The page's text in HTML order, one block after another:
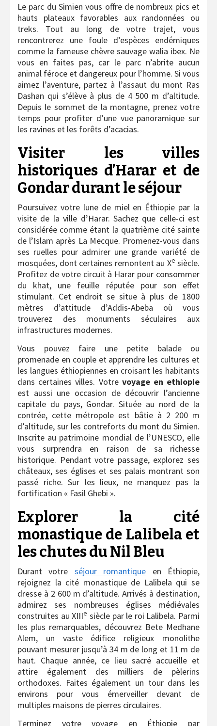
Le parc du Simien vous offre de nombreux pics et
hauts plateaux favorables aux randonnées ou
treks. Tout au long de votre trajet, vous
rencontrerez une foule d’espèces endémiques
comme la fameuse chèvre sauvage walia ibex. Ne
vous en faites pas, car le parc n’abrite aucun
animal féroce et dangereux pour l’homme. Si vous
aimez l’aventure, partez à l’assaut du mont Ras
Dashan qui s’élève à plus de 4 500 m d’altitude.
Depuis le sommet de la montagne, prenez votre
temps pour profiter d’une vue panoramique sur
les ravines et les forêts d’acacias.
Visiter les villes
historiques d’Harar et de
Gondar durant le séjour
Poursuivez votre lune de miel en Éthiopie par la
visite de la ville d’Harar. Sachez que celle-ci est
considérée comme étant la quatrième cité sainte
de l’Islam après La Mecque. Promenez-vous dans
ses ruelles pour admirer une grande variété de
mosquées, dont certaines remontent au Xe siècle.
Profitez de votre circuit à Harar pour consommer
du khat, une feuille réputée pour son effet
stimulant. Cet endroit se situe à plus de 1800
mètres d’attitude d’Addis-Abeba où vous
trouverez des monuments séculaires aux
infrastructures modernes.
Vous pouvez faire une petite balade ou
promenade en couple et apprendre les cultures et
les langues éthiopiennes en croisant les habitants
dans certaines villes. Votre voyage en ethiopie
est aussi une occasion de découvrir l’ancienne
capitale du pays, Gondar. Située au nord de la
contrée, cette métropole est bâtie à 2 200 m
d’altitude, sur les contreforts du mont du Simien.
Inscrite au patrimoine mondial de l’UNESCO, elle
vous surprendra en raison de sa richesse
historique. Pendant votre passage, explorez ses
châteaux, ses églises et ses palais montrant son
passé riche. Sur les lieux, ne manquez pas la
fortification « Fasil Ghebi ».
Explorer la cité
monastique de Lalibela et
les chutes du Nil Bleu
Durant votre séjour romantique en Éthiopie,
rejoignez la cité monastique de Lalibela qui se
dresse à 2 600 m d’altitude. Arrivés à destination,
admirez ses nombreuses églises médiévales
construites au XIIIe siècle par le roi Lalibela. Parmi
les plus remarquables, découvrez Bete Medhane
Alem, un vaste édifice religieux monolithe
pouvant mesurer jusqu’à 34 m de long et 11 m de
haut. Chaque année, ce lieu sacré accueille et
attire également des milliers de pèlerins
orthodoxes. Faites également un tour dans les
environs pour vous émerveiller devant de
multiples maisons de pierres circulaires.
Terminez votre voyage en Éthiopie par